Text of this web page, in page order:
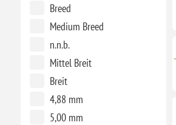
Breed
Medium Breed
n.n.b.
Mittel Breit
Breit
4,88 mm
5,00 mm